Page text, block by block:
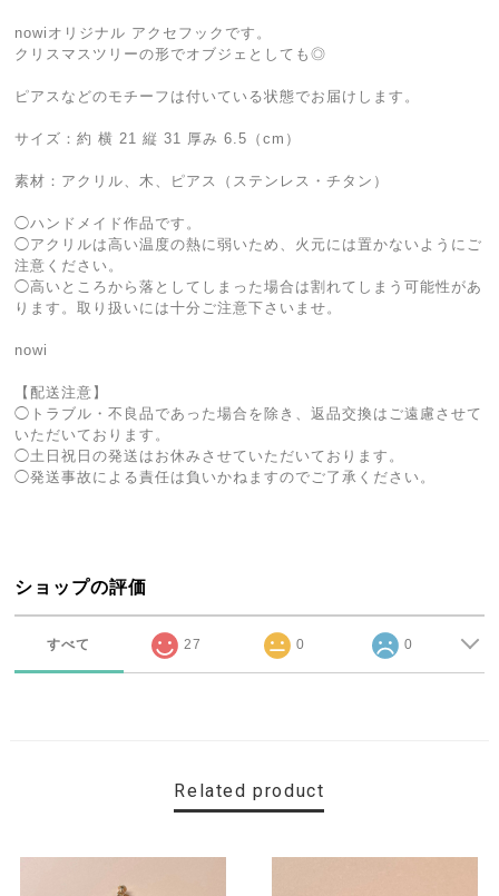
nowiオリジナル アクセフックです。
クリスマスツリーの形でオブジェとしても◎
ピアスなどのモチーフは付いている状態でお届けします。
サイズ：約 横 21 縦 31 厚み 6.5（cm）
素材：アクリル、木、ピアス（ステンレス・チタン）
◯ハンドメイド作品です。
◯アクリルは高い温度の熱に弱いため、火元には置かないようにご
注意ください。
◯高いところから落としてしまった場合は割れてしまう可能性があ
ります。取り扱いには十分ご注意下さいませ。
nowi
【配送注意】
◯トラブル・不良品であった場合を除き、返品交換はご遠慮させて
いただいております。
◯土日祝日の発送はお休みさせていただいております。
◯発送事故による責任は負いかねますのでご了承ください。
ショップの評価
すべて 27 0 0
Related product